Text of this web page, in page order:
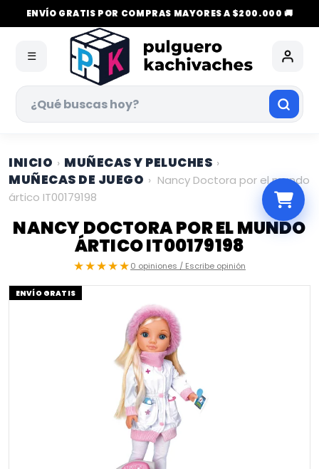
ENVÍO GRATIS POR COMPRAS MAYORES A $200.000 🚚
☰
INICIO › MUÑECAS Y PELUCHES ›
MUÑECAS DE JUEGO › Nancy Doctora por el mundo
ártico IT00179198
NANCY DOCTORA POR EL MUNDO
ÁRTICO IT00179198
★★★★★0 opiniones / Escribe opinión
ENVÍO GRATIS